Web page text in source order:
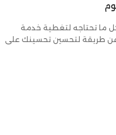
ما تحتاجه لتغطية خدمة
عن طريقة لتحسين تحسينك على